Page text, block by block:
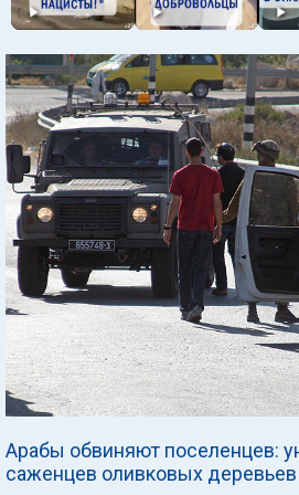
Арабы обвиняют поселенцев:
саженцев оливковых деревьев